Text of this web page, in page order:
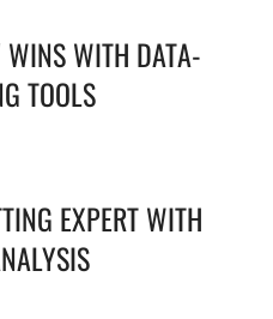
WINS WITH DATA-
TOOLS
EXPERT WITH